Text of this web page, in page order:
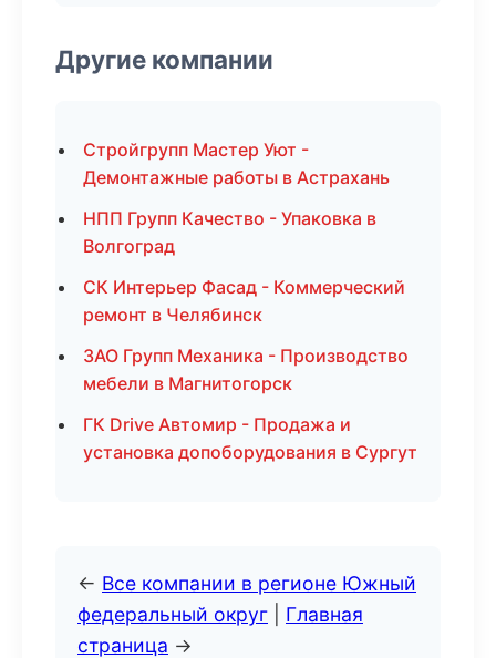
Другие компании
Стройгрупп Мастер Уют -
Демонтажные работы в Астрахань
НПП Групп Качество - Упаковка в
Волгоград
СК Интерьер Фасад - Коммерческий
ремонт в Челябинск
ЗАО Групп Механика - Производство
мебели в Магнитогорск
ГК Drive Автомир - Продажа и
установка допоборудования в Сургут
← Все компании в регионе Южный
федеральный округ
Главная
страница →